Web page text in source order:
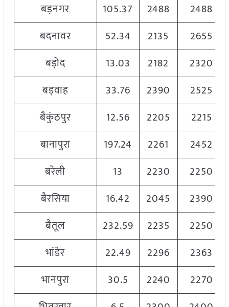
बड़नगर
105.37 2488
2488
बदनावर
52.34 2135
2655
बड़ोद
13.03 2182
2320
बड़वाह
33.76 2390
2525
बैकुंठपुर
12.56 2205
2215
बानापुरा
197.24 2261
2452
बरेली
13 2230
2250
बैरसिया
16.42 2045
2390
बैतूल
232.59 2235
2250
भांडेर
22.49 2296
2363
भानपुरा
30.5 2240
2270